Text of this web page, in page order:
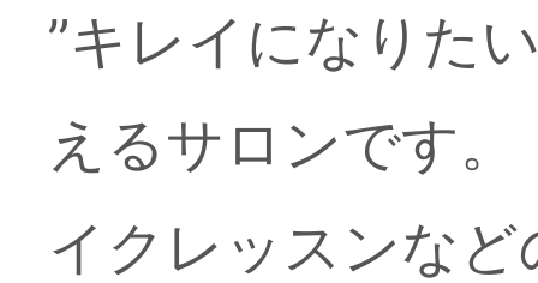
”キレイになりた
えるサロンです
イクレッスンな